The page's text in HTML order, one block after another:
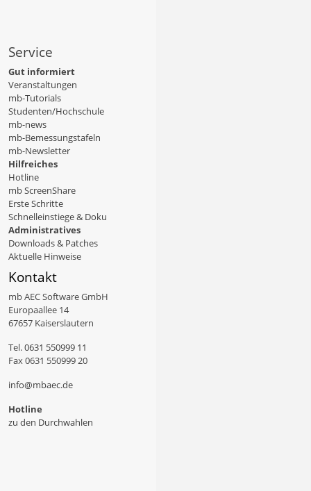
Service
Gut informiert
Veranstaltungen
mb-Tutorials
Studenten/Hochschule
mb-news
mb-Bemessungstafeln
mb-Newsletter
Hilfreiches
Hotline
mb ScreenShare
Erste Schritte
Schnelleinstiege & Doku
Administratives
Downloads & Patches
Aktuelle Hinweise
Kontakt
mb AEC Software GmbH
Europaallee 14
67657 Kaiserslautern
Tel.0631 550999 11
Fax 0631 550999 20
info@mbaec.de
Hotline
zu den Durchwahlen